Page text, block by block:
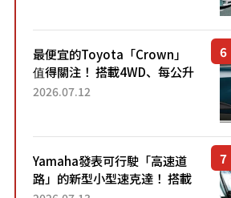
最便宜的Toyota「Crown」
值得關注！ 搭載4WD、每公升
22.4公里低油耗表現超亮眼！
2026.07.12
Yamaha發表可行駛「高速道
路」的新型小型速克達！ 搭載